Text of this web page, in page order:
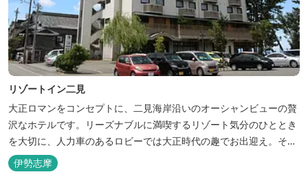
リゾートイン二見
大正ロマンをコンセプトに、二見海岸沿いのオーシャンビューの贅
沢なホテルです。リーズナブルに満喫するリゾート気分のひととき
を大切に、人力車のあるロビーでは大正時代の趣でお出迎え。そし
て、抜群の眺めが自慢の露天風呂｢七福の湯｣は、趣向を凝らした七
つのお風呂のうち、五つをご宿泊者様無料の貸切風呂としてご利用
伊勢志摩